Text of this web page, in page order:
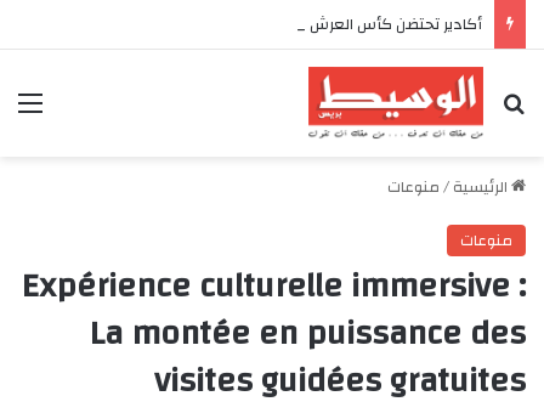
بحث عن
الرئيسية/منوعات
منوعات
Expérience culturelle immersive :
La montée en puissance des
visites guidées gratuites